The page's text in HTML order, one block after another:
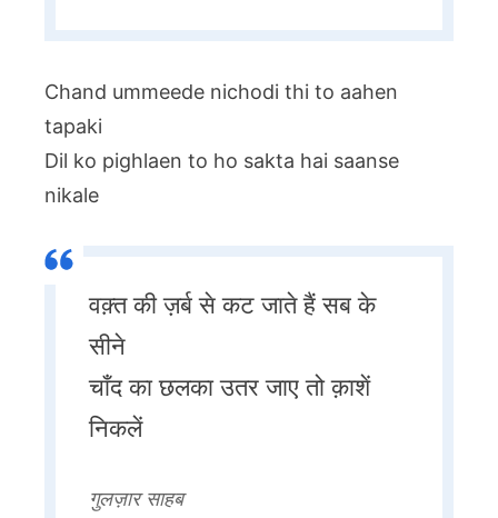
Chand ummeede nichodi thi to aahen
tapaki
Dil ko pighlaen to ho sakta hai saanse
nikale
वक़्त की ज़र्ब से कट जाते हैं सब के
सीने
चाँद का छलका उतर जाए तो क़ाशें
निकलें
गुलज़ार साहब